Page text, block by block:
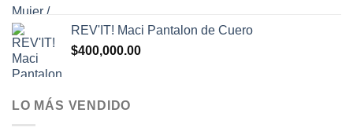
REV'IT! Maci Pantalon de Cuero
$400,000.00
LO MÁS VENDIDO